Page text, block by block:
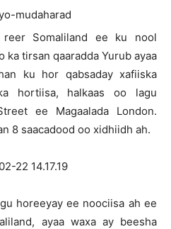
reer Somaliland ee ku nool
ka tirsan qaaradda Yurub ayaa
ku hor qabsaday xafiiska
hortiisa, halkaas oo lagu
ee Magaalada London.
8 saacadood oo xidhiidh ah.
horeeyay ee noociisa ah ee
ayaa waxa ay beesha